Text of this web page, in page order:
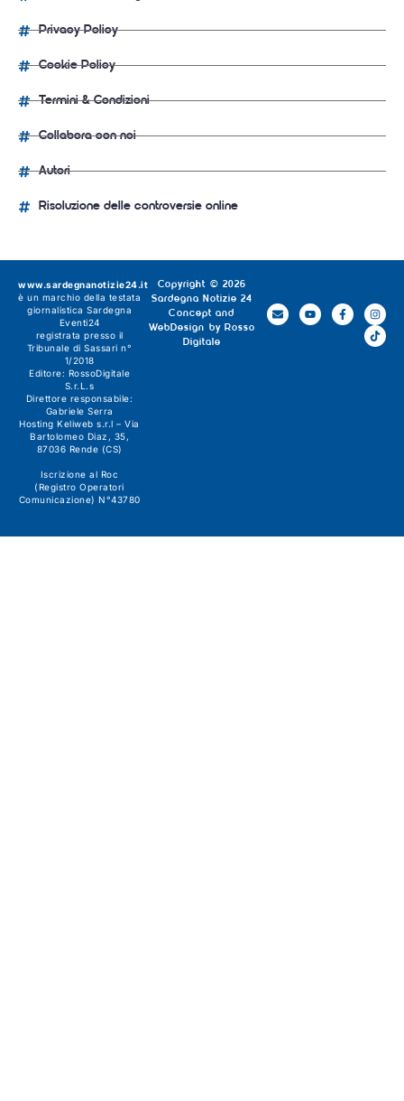
Privacy Policy
Cookie Policy
Termini & Condizioni
Collabora con noi
Autori
Risoluzione delle controversie online
Copyright © 2026
Sardegna Notizie 24
Concept and
WebDesign by Rosso
Digitale
www.sardegnanotizie24.it
è un marchio della testata
giornalistica Sardegna
Eventi24
registrata presso il
Tribunale di Sassari n°
1/2018
Editore: RossoDigitale
S.r.L.s
Direttore responsabile:
Gabriele Serra
Hosting Keliweb s.r.l – Via
Bartolomeo Diaz, 35,
87036 Rende (CS)
Iscrizione al Roc
(Registro Operatori
Comunicazione) N°43780